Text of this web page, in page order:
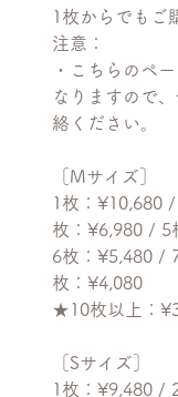
1枚からでもご
注意：
・こちらのペ
なりますので
絡ください。
［Mサイズ］
1枚：¥10,680
枚：¥6,980 / 5
6枚：¥5,480 /
枚：¥4,080
★10枚以上：
［Sサイズ］
1枚：¥9,480 /